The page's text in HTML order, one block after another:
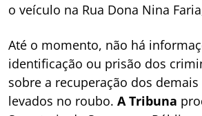
o veículo na Rua Dona Nina
Até o momento, não há
identificação ou prisão dos
sobre a recuperação dos
levados no roubo. A Tribuna